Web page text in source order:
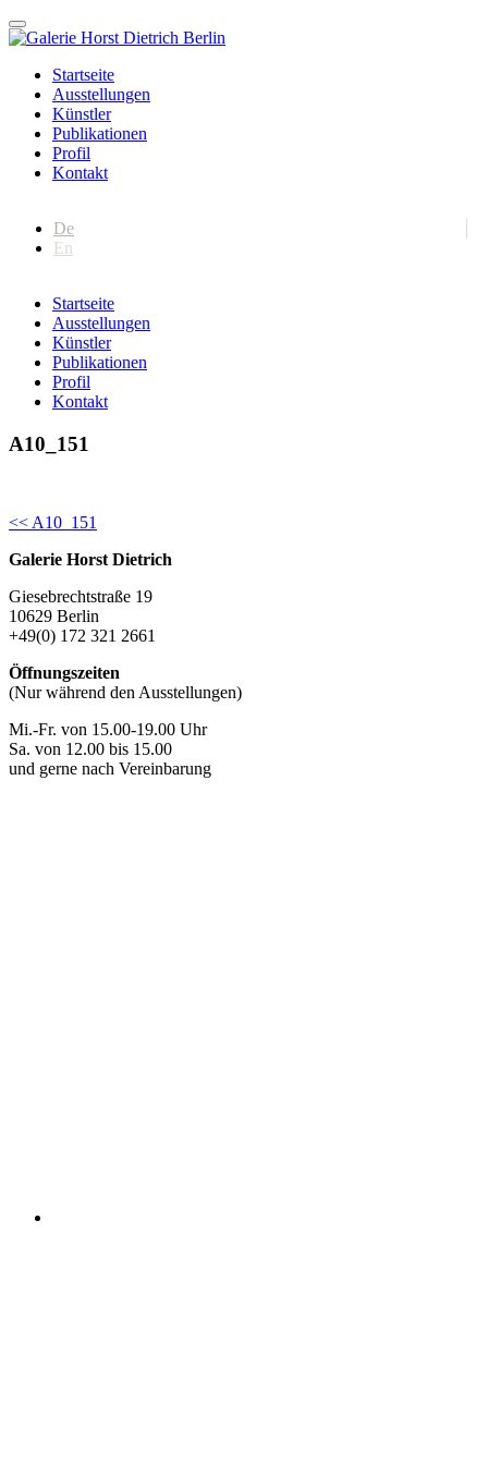
Startseite
Ausstellungen
Künstler
Publikationen
Profil
Kontakt
De
En
Startseite
Ausstellungen
Künstler
Publikationen
Profil
Kontakt
A10_151
Continue
Reading
<< A10_151
Galerie Horst Dietrich
Giesebrechtstraße 19
10629 Berlin
+49(0) 172 321 2661
Öffnungszeiten
(Nur während den Ausstellungen)
Mi.-Fr. von 15.00-19.00 Uhr
Sa. von 12.00 bis 15.00
und gerne nach Vereinbarung